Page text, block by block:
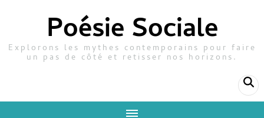
Poésie Sociale
Explorons les mythes contemporains pour faire
un pas de côté et retisser nos horizons.